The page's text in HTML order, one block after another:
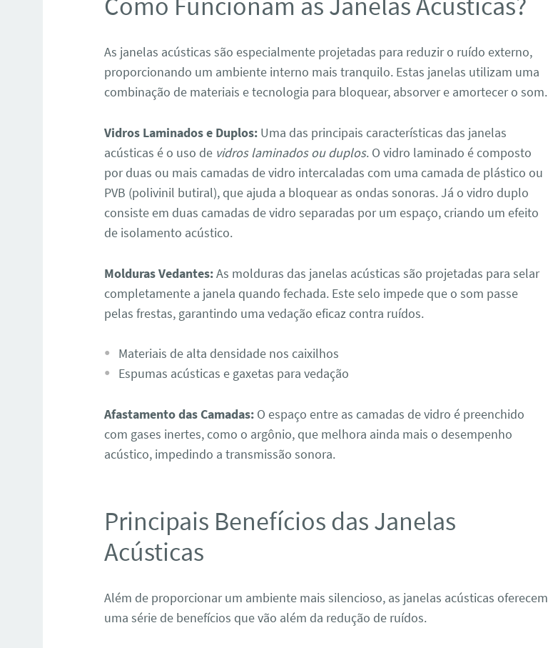
As janelas acústicas são especialmente projetadas para reduzir o ruído externo,
proporcionando um ambiente interno mais tranquilo. Estas janelas utilizam uma
combinação de materiais e tecnologia para bloquear, absorver e amortecer o som.
Vidros Laminados e Duplos: Uma das principais características das janelas
acústicas é o uso de vidros laminados ou duplos. O vidro laminado é composto
por duas ou mais camadas de vidro intercaladas com uma camada de plástico ou
PVB (polivinil butiral), que ajuda a bloquear as ondas sonoras. Já o vidro duplo
consiste em duas camadas de vidro separadas por um espaço, criando um efeito
de isolamento acústico.
Molduras Vedantes:As molduras das janelas acústicas são projetadas para selar
completamente a janela quando fechada. Este selo impede que o som passe
pelas frestas, garantindo uma vedação eficaz contra ruídos.
Materiais de alta densidade nos caixilhos
Espumas acústicas e gaxetas para vedação
Afastamento das Camadas: O espaço entre as camadas de vidro é preenchido
com gases inertes, como o argônio, que melhora ainda mais o desempenho
acústico, impedindo a transmissão sonora.
Principais Benefícios das Janelas
Acústicas
Além de proporcionar um ambiente mais silencioso, as janelas acústicas oferecem
uma série de benefícios que vão além da redução de ruídos.